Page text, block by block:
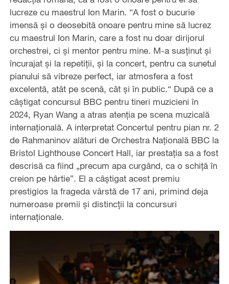
lucreze cu maestrul Ion Marin. “A fost o bucurie
imensă și o deosebită onoare pentru mine să lucrez
cu maestrul Ion Marin, care a fost nu doar dirijorul
orchestrei, ci și mentor pentru mine. M-a susținut și
încurajat și la repetiții, și la concert, pentru ca sunetul
pianului să vibreze perfect, iar atmosfera a fost
excelentă, atât pe scenă, cât și în public.“ După ce a
câștigat concursul BBC pentru tineri muzicieni în
2024, Ryan Wang a atras atenția pe scena muzicală
internațională. A interpretat Concertul pentru pian nr. 2
de Rahmaninov alături de Orchestra Națională BBC la
Bristol Lighthouse Concert Hall, iar prestația sa a fost
descrisă ca fiind „precum apa curgând, ca o schiță în
creion pe hârtie”. El a câștigat acest premiu
prestigios la frageda vârstă de 17 ani, primind deja
numeroase premii și distincții la concursuri
internaționale.